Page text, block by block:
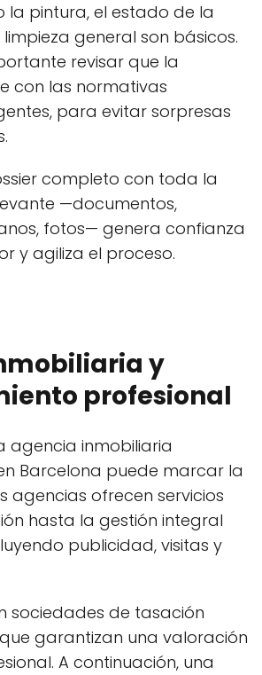
la pintura, el estado de la
general son básicos.
revisar que la
con las normativas
para evitar sorpresas
completo con toda la
—documentos,
fotos— genera confianza
y agiliza el proceso.
y
profesional
agencia inmobiliaria
Barcelona puede marcar la
agencias ofrecen servicios
hasta la gestión integral
publicidad, visitas y
sociedades de tasación
garantizan una valoración
A continuación, una